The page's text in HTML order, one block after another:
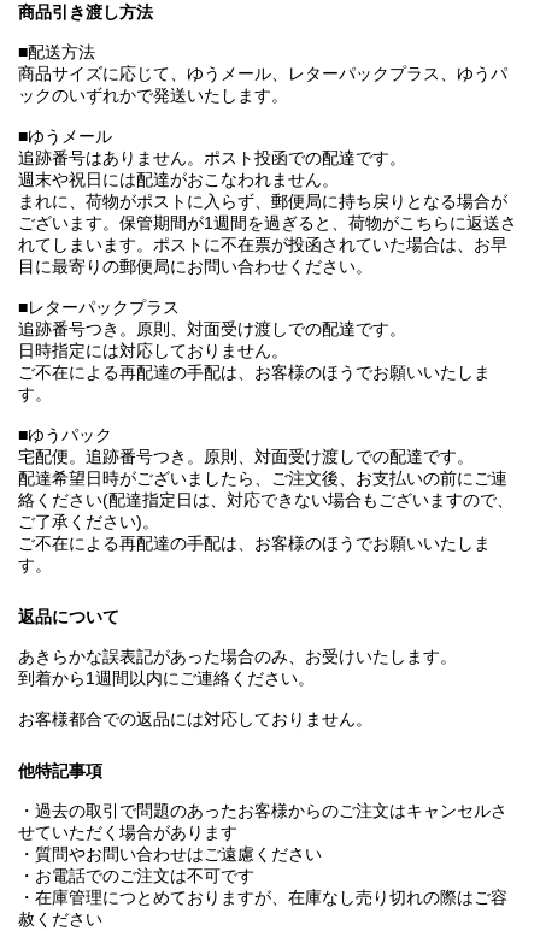
商品引き渡し方法
■配送方法
商品サイズに応じて、ゆうメール、レターパックプラス、ゆうパ
ックのいずれかで発送いたします。
■ゆうメール
追跡番号はありません。ポスト投函での配達です。
週末や祝日には配達がおこなわれません。
まれに、荷物がポストに入らず、郵便局に持ち戻りとなる場合が
ございます。保管期間が1週間を過ぎると、荷物がこちらに返送さ
れてしまいます。ポストに不在票が投函されていた場合は、お早
目に最寄りの郵便局にお問い合わせください。
■レターパックプラス
追跡番号つき。原則、対面受け渡しでの配達です。
日時指定には対応しておりません。
ご不在による再配達の手配は、お客様のほうでお願いいたしま
す。
■ゆうパック
宅配便。追跡番号つき。原則、対面受け渡しでの配達です。
配達希望日時がございましたら、ご注文後、お支払いの前にご連
絡ください(配達指定日は、対応できない場合もございますので、
ご了承ください)。
ご不在による再配達の手配は、お客様のほうでお願いいたしま
す。
返品について
あきらかな誤表記があった場合のみ、お受けいたします。
到着から1週間以内にご連絡ください。
お客様都合での返品には対応しておりません。
他特記事項
・過去の取引で問題のあったお客様からのご注文はキャンセルさ
せていただく場合があります
・質問やお問い合わせはご遠慮ください
・お電話でのご注文は不可です
・在庫管理につとめておりますが、在庫なし売り切れの際はご容
赦ください